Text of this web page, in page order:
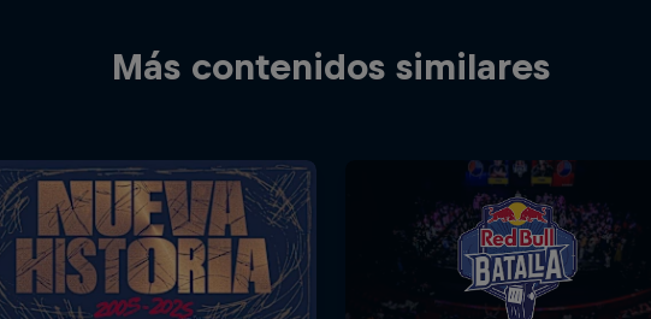
Más contenidos similares